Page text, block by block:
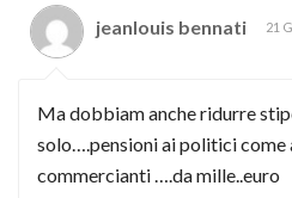
jeanlouis bennati 21
Ma dobbiam anche ridurre
solo….pensioni ai politici come
commercianti ….da mille..euro